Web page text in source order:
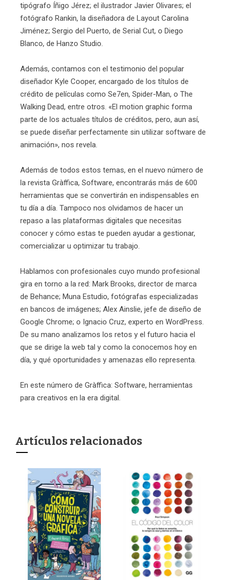
tipógrafo Íñigo Jérez; el ilustrador Javier Olivares; el
fotógrafo Rankin, la diseñadora de Layout Carolina
Jiménez; Sergio del Puerto, de Serial Cut, o Diego
Blanco, de Hanzo Studio.
Además, contamos con el testimonio del popular
diseñador Kyle Cooper, encargado de los títulos de
crédito de películas como Se7en, Spider-Man, o The
Walking Dead, entre otros. «El motion graphic forma
parte de los actuales títulos de créditos, pero, aun así,
se puede diseñar perfectamente sin utilizar software de
animación», nos revela.
Además de todos estos temas, en el nuevo número de
la revista Gràffica, Software, encontrarás más de 600
herramientas que se convertirán en indispensables en
tu día a día. Tampoco nos olvidamos de hacer un
repaso a las plataformas digitales que necesitas
conocer y cómo estas te pueden ayudar a gestionar,
comercializar u optimizar tu trabajo.
Hablamos con profesionales cuyo mundo profesional
gira en torno a la red: Mark Brooks, director de marca
de Behance; Muna Estudio, fotógrafas especializadas
en bancos de imágenes; Alex Ainslie, jefe de diseño de
Google Chrome; o Ignacio Cruz, experto en WordPress.
De su mano analizamos los retos y el futuro hacia el
que se dirige la web tal y como la conocemos hoy en
día, y qué oportunidades y amenazas ello representa.
En este número de Gràffica: Software, herramientas
para creativos en la era digital.
Artículos relacionados